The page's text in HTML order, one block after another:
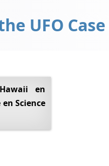
UFO
Science